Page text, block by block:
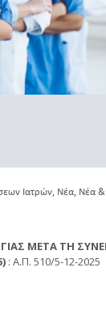
Ιατρών, Νέα, Νέα
ΜΕΤΑ ΤΗ
: Α.Π. 510/5-12-2025